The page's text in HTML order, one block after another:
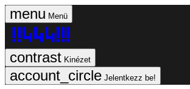
Menü
Kinézet
Jelentkezz be!